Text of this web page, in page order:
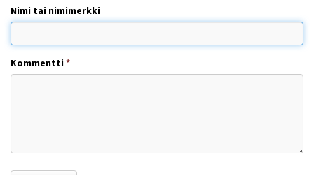
Nimi tai nimimerkki
Kommentti*